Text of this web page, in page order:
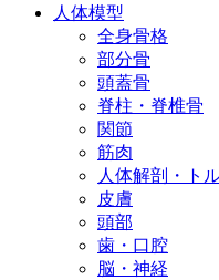
人体模型
全身骨格
部分骨
頭蓋骨
脊柱・脊椎骨
関節
筋肉
人体解剖・ト
皮膚
頭部
歯・口腔
脳・神経